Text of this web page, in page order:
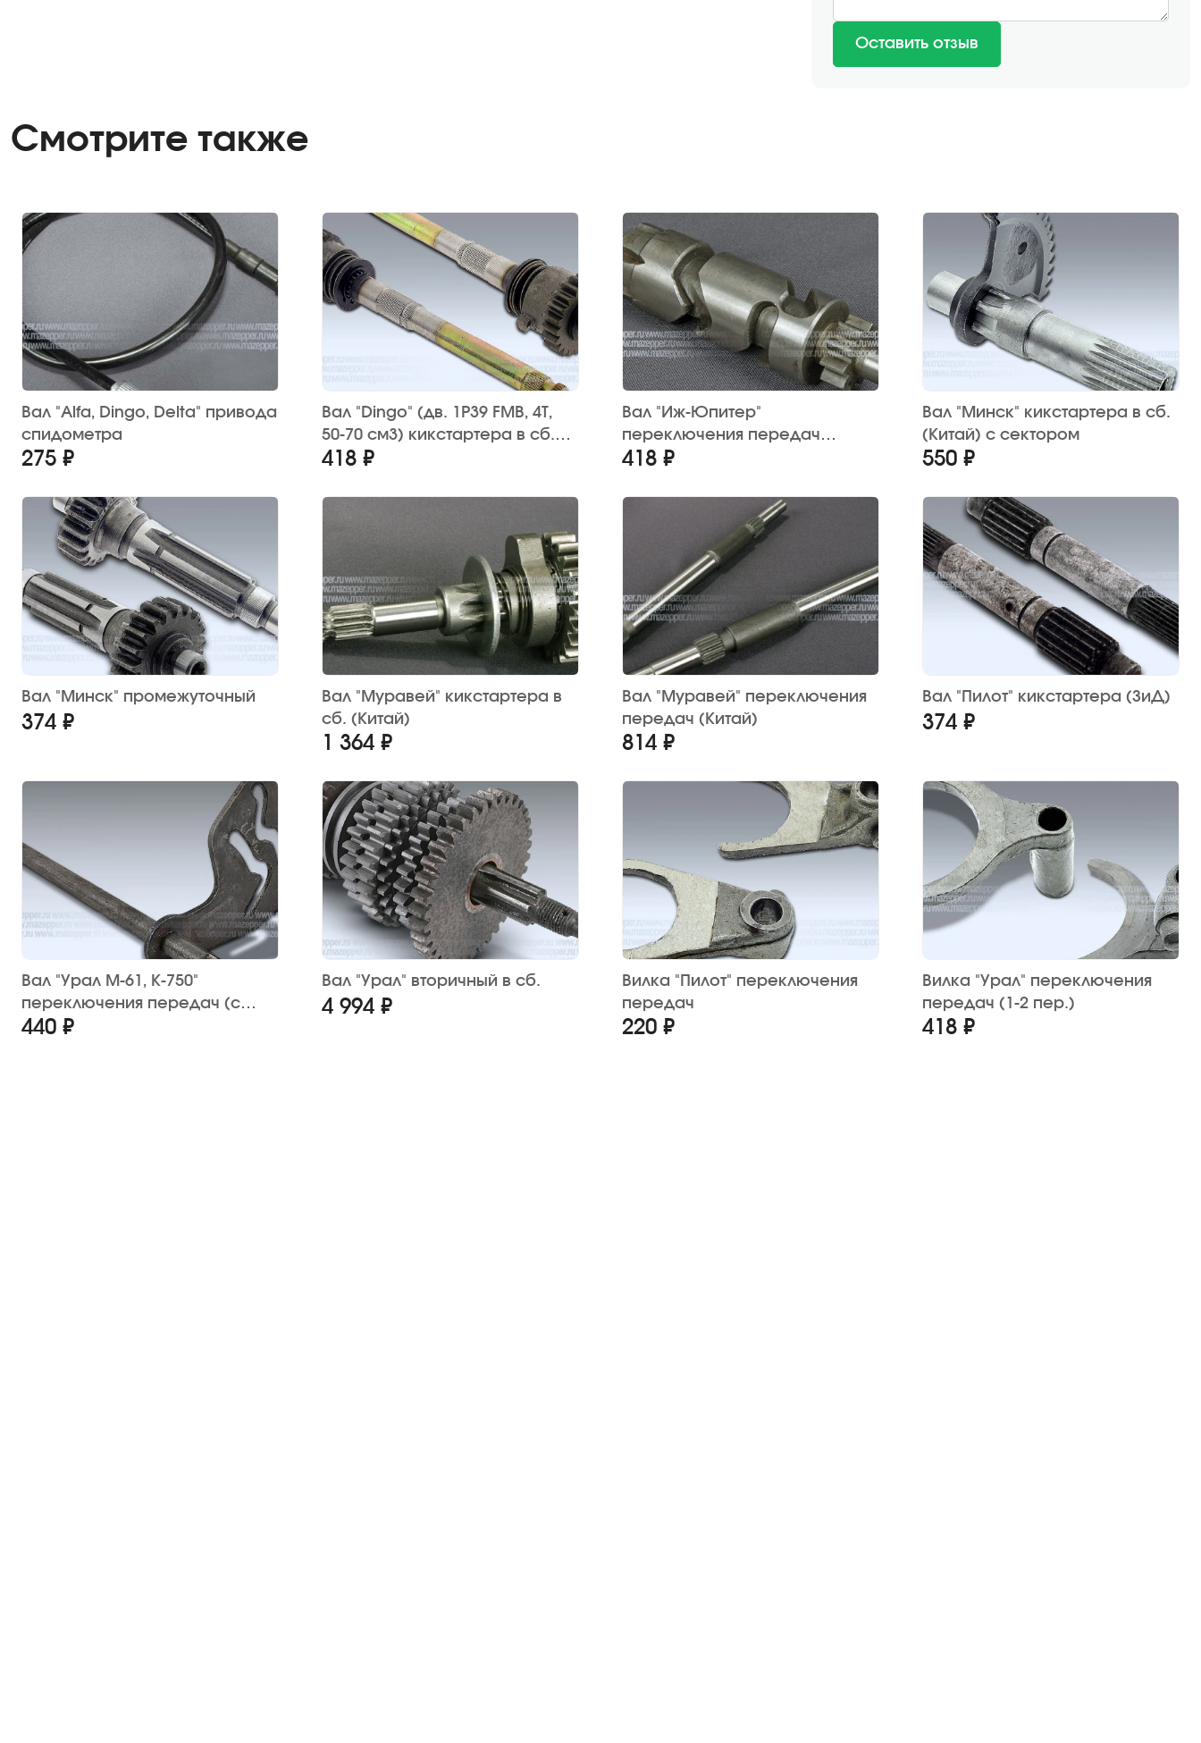
Оставить отзыв
Смотрите также
Вал "Alfa, Dingo, Delta" привода
спидометра
275 ₽
Вал "Dingo" (дв. 1P39 FMB, 4Т,
50-70 см3) кикстартера в сб.
(TATA)
418 ₽
Вал "Иж-Юпитер"
переключения передач
(червячный)
418 ₽
Вал "Минск" кикстартера в сб.
(Китай) с сектором
550 ₽
Вал "Минск" промежуточный
374 ₽
Вал "Муравей" кикстартера в
сб. (Китай)
1 364 ₽
Вал "Муравей" переключения
передач (Китай)
814 ₽
Вал "Пилот" кикстартера (ЗиД)
374 ₽
Вал "Урал М-61, К-750"
переключения передач (с
сектором)
440 ₽
Вал "Урал" вторичный в сб.
4 994 ₽
Вилка "Пилот" переключения
передач
220 ₽
Вилка "Урал" переключения
передач (1-2 пер.)
418 ₽